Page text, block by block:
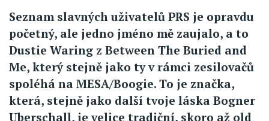
Seznam slavných uživatelů PRS je opravdu
početný, ale jedno jméno mě zaujalo, a to
Dustie Waring z Between The Buried and
Me, který stejně jako ty v rámci zesilovačů
spoléhá na MESA/Boogie. To je značka,
která, stejně jako další tvoje láska Bogner
Uberschall, je velice tradiční, skoro až old